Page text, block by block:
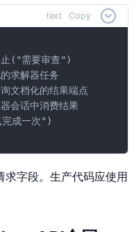
text Copy
("需要审查")
求解器任务
文档化的结果端点
会话中消费结果
成一次")
字段。生产代码应使用